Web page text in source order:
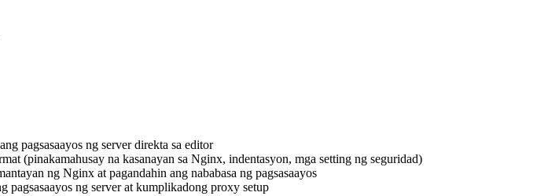
pagsasaayos ng server direkta sa editor
(pinakamahusay na kasanayan sa Nginx, indentasyon, mga setting ng seguridad)
ng Nginx at pagandahin ang nababasa ng pagsasaayos
pagsasaayos ng server at kumplikadong proxy setup